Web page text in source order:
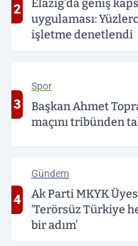
2
Elazığ’da geniş
uygulaması:
işletme denetlendi
3
Spor
Başkan Ahmet
maçını tribünden
4
Gündem
Ak Parti MKYK
‘Terörsüz Türkiye
bir adım’